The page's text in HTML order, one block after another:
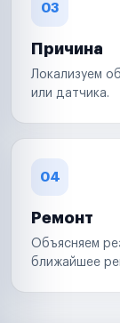
03
Причина
Локализуем
или датчика.
04
Ремонт
Объясняем
ближайшее